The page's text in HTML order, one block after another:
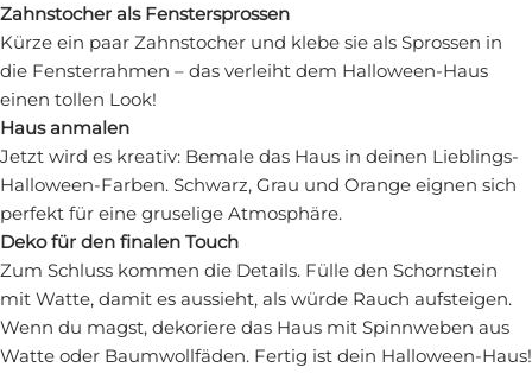
Zahnstocher als Fenstersprossen
Kürze ein paar Zahnstocher und klebe sie als Sprossen in
die Fensterrahmen – das verleiht dem Halloween-Haus
einen tollen Look!
Haus anmalen
Jetzt wird es kreativ: Bemale das Haus in deinen Lieblings-
Halloween-Farben. Schwarz, Grau und Orange eignen sich
perfekt für eine gruselige Atmosphäre.
Deko für den finalen Touch
Zum Schluss kommen die Details. Fülle den Schornstein
mit Watte, damit es aussieht, als würde Rauch aufsteigen.
Wenn du magst, dekoriere das Haus mit Spinnweben aus
Watte oder Baumwollfäden. Fertig ist dein Halloween-Haus!